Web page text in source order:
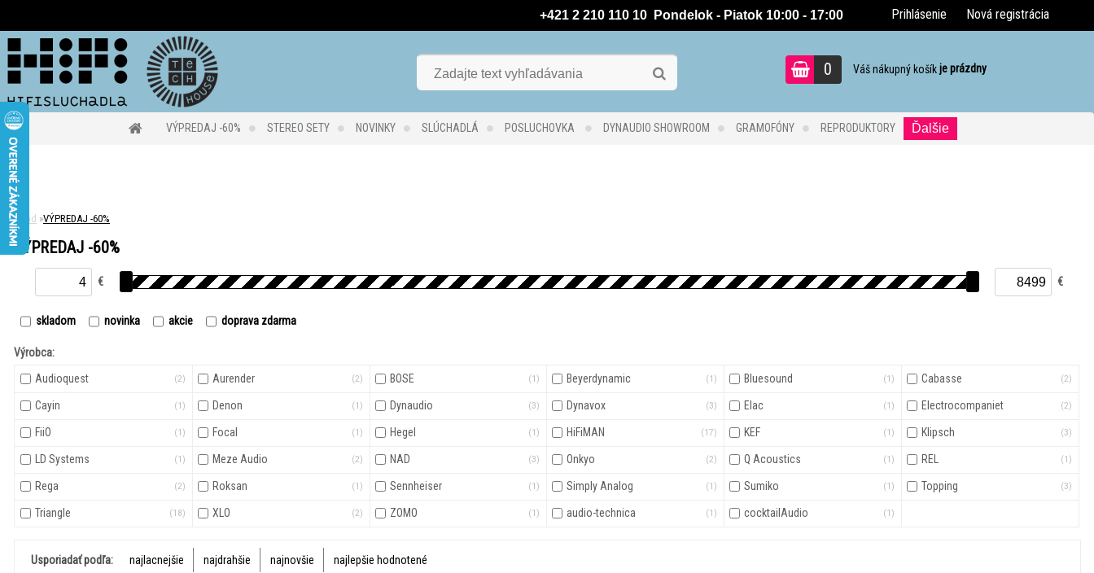
+421 2 210 110 10  Pondelok - Piatok 10:00 - 17:00 Prihlásenie Nová registrácia
0 Váš nákupný košíkje prázdny
VÝPREDAJ -60% STEREO SETY NOVINKY SLÚCHADLÁ POSLUCHOVKA DYNAUDIO SHOWROOM GRAMOFÓNY REPRODUKTORY Ďalšie
Úvod »VÝPREDAJ -60%
VÝPREDAJ -60%
€ €
skladom novinka akcie doprava zdarma
Výrobca:
Audioquest
(2) Aurender (2) BOSE (1) Beyerdynamic (1) Bluesound (1) Cabasse (2)
Cayin (1) Denon (1) Dynaudio (3) Dynavox (3) Elac (1) Electrocompaniet (2)
FiiO (1) Focal (1) Hegel (1) HiFiMAN (17) KEF (1) Klipsch (3)
LD Systems (1) Meze Audio (2) NAD (3) Onkyo (2) Q Acoustics (1) REL (1)
Rega (2) Roksan (1) Sennheiser (1) Simply Analog (1) Sumiko (1) Topping (3)
Triangle (18) XLO (2) ZOMO (1) audio-technica (1) cocktailAudio (1)
Usporiadať podľa: najlacnejšie najdrahšie najnovšie najlepšie hodnotené